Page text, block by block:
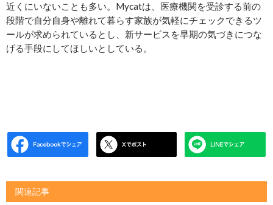
近くにいないことも多い。Mycatは、医療機関を受診する前の
段階で自分自身や離れて暮らす家族が気軽にチェックできるツ
ールが求められているとし、新サービスを早期の気づきにつな
げる手段にしてほしいとしている。
関連記事